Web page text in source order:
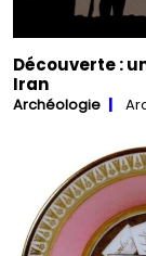
Découverte :
Iran
Archéologie